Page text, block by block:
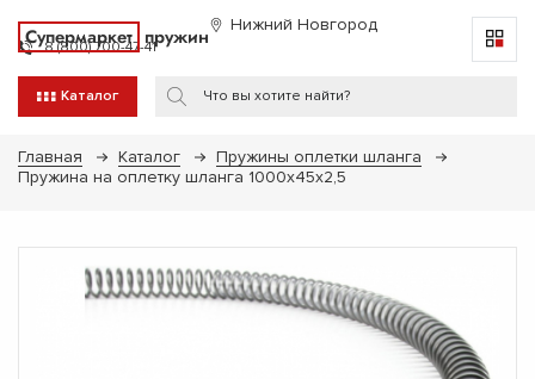
Супермаркет пружин Нижний Новгород
8 (800) 700-47-41
Каталог
Главная Каталог
Пружины оплетки шланга
Пружина на оплетку шланга 1000х45х2,5